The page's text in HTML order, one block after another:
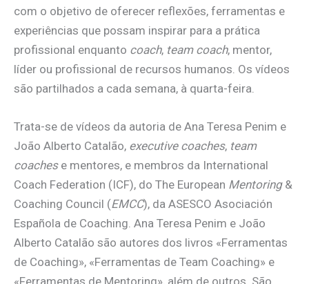
com o objetivo de oferecer reflexões, ferramentas e
experiências que possam inspirar para a prática
profissional enquanto coach, team coach, mentor,
líder ou profissional de recursos humanos. Os vídeos
são partilhados a cada semana, à quarta-feira.
Trata-se de vídeos da autoria de Ana Teresa Penim e
João Alberto Catalão, executive coaches, team
coachese mentores, e membros da International
Coach Federation (ICF), do The European Mentoring&
Coaching Council (EMCC), da ASESCO Asociación
Española de Coaching. Ana Teresa Penim e João
Alberto Catalão são autores dos livros «Ferramentas
de Coaching», «Ferramentas de Team Coaching» e